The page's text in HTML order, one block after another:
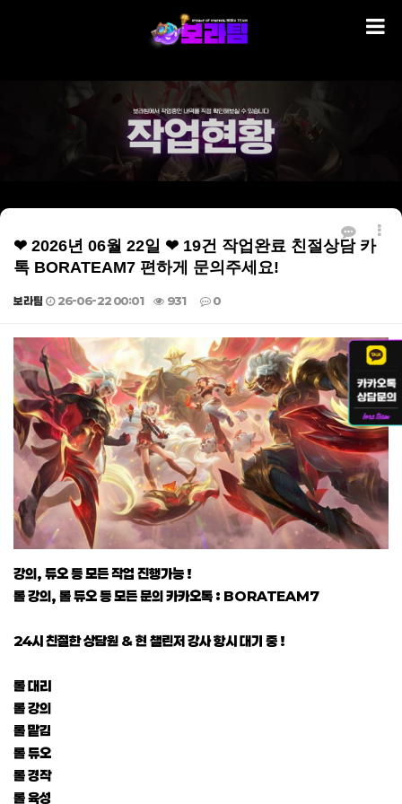
❤ 2026년 06월 22일 ❤ 19건 작업완료 친절상담 카
톡 BORATEAM7 편하게 문의주세요!
보라팀 26-06-22 00:01 931 0
본문
강의, 듀오 등 모든 작업 진행가능 !
롤 강의, 롤 듀오 등 모든 문의 카카오톡 : BORATEAM7
24시 친절한 상담원 & 현 챌린저 강사 항시 대기 중 !
롤 대리
롤 강의
롤 맡김
롤 듀오
롤 경작
롤 육성